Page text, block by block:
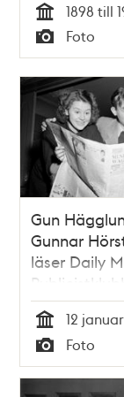
Tid
1898 till
Typ
Foto
Gun
Gunnar
läser Daily
Rosenbad
Tid
12
Typ
Foto